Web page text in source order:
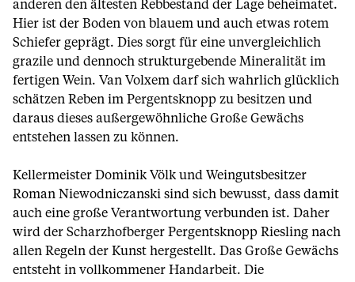
anderen den ältesten Rebbestand der Lage beheimatet.
Hier ist der Boden von blauem und auch etwas rotem
Schiefer geprägt. Dies sorgt für eine unvergleichlich
grazile und dennoch strukturgebende Mineralität im
fertigen Wein. Van Volxem darf sich wahrlich glücklich
schätzen Reben im Pergentsknopp zu besitzen und
daraus dieses außergewöhnliche Große Gewächs
entstehen lassen zu können.
Kellermeister Dominik Völk und Weingutsbesitzer
Roman Niewodniczanski sind sich bewusst, dass damit
auch eine große Verantwortung verbunden ist. Daher
wird der Scharzhofberger Pergentsknopp Riesling nach
allen Regeln der Kunst hergestellt. Das Große Gewächs
entsteht in vollkommener Handarbeit. Die